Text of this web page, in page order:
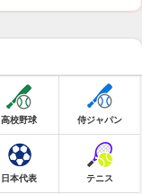
高校野球 侍ジャパン
日本代表 テニス